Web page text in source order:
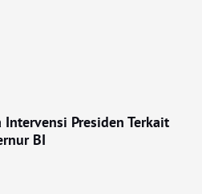
Intervensi Presiden Terkait
BI